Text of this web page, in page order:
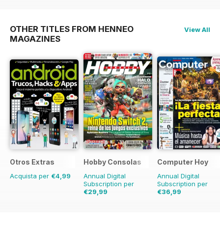
OTHER TITLES FROM HENNEO
MAGAZINES
View All
Otros Extras
Acquista per €4,99
Hobby Consolas
Annual Digital
Subscription per
€29,99
Computer Hoy
Annual Digital
Subscription per
€36,99